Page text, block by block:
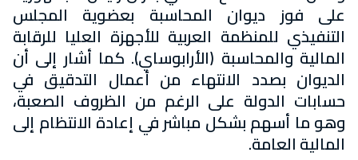
على فوز ديوان المحاسبة بعضوية المجلس
التنفيذي للمنظمة العربية للأجهزة العليا للرقابة
المالية والمحاسبة (الأرابوساي). كما أشار إلى أن
الديوان بصدد الانتهاء من أعمال التدقيق في
حسابات الدولة على الرغم من الظروف الصعبة،
وهو ما أسهم بشكل مباشر في إعادة الانتظام إلى
المالية العامة.